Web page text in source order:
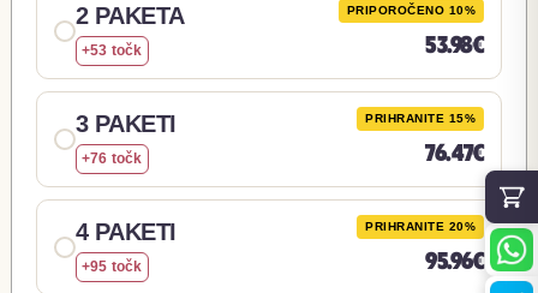
2 PAKETA
+53 točk
PRIPOROČENO 10%
53.98€
3 PAKETI
+76 točk
PRIHRANITE 15%
76.47€
4 PAKETI
+95 točk
PRIHRANITE 20%
95.96€